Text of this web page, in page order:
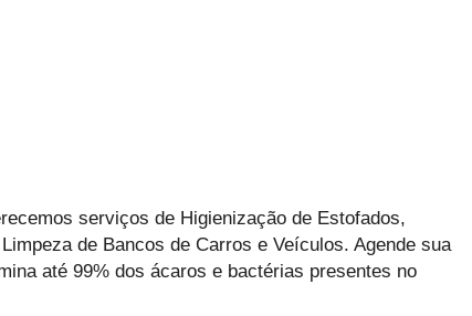
serviços de Higienização de Estofados,
de Bancos de Carros e Veículos. Agende sua
até 99% dos ácaros e bactérias presentes no